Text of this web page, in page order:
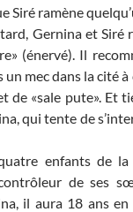
Siré ramène
Gernina et Siré
(énervé). Il
un mec dans la cité
de «sale pute». Et
qui tente de
enfants de la
de ses
il aura 18 ans en